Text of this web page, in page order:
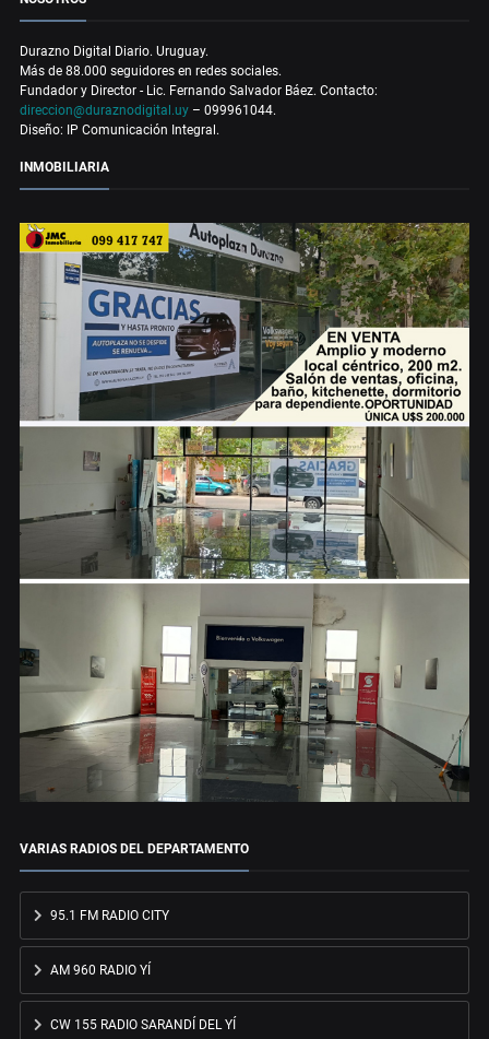
Durazno Digital Diario. Uruguay.
Más de 88.000 seguidores en redes sociales.
Fundador y Director - Lic. Fernando Salvador Báez. Contacto:
direccion@duraznodigital.uy – 099961044.
Diseño: IP Comunicación Integral.
INMOBILIARIA
VARIAS RADIOS DEL DEPARTAMENTO
95.1 FM RADIO CITY
AM 960 RADIO YÍ
CW 155 RADIO SARANDÍ DEL YÍ